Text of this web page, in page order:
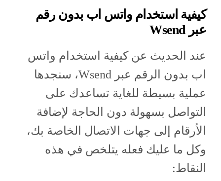
كيفية استخدام واتس اب بدون رقم
عبر Wsend
عند الحديث عن كيفية استخدام واتس
اب بدون الرقم عبر Wsend، سنجدها
عملية بسيطة للغاية تساعدك على
التواصل بسهولة دون الحاجة لإضافة
الأرقام إلى جهات الاتصال الخاصة بك،
وكل ما عليك فعله يتلخص في هذه
النقاط: